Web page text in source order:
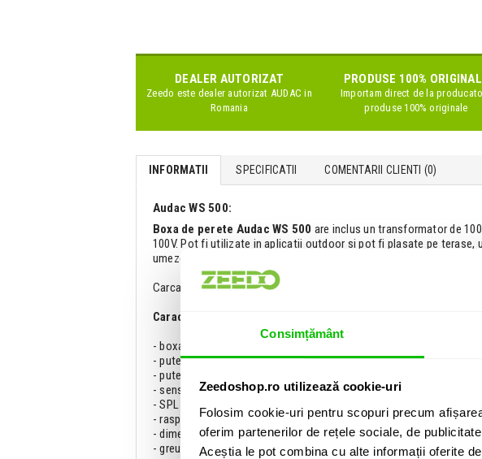
Consimțământ
Zeedoshop.ro utilizează cookie-uri
Folosim cookie-uri pentru scopuri precum
oferim partenerilor de rețele sociale, de
Aceștia le pot combina cu alte informații oferite
DEALER AUTORIZAT
Zeedo este dealer autorizat AUDAC in
Romania
PRODUSE 100%
Importam direct de la
produse 100% originale
INFORMATII SPECIFICATII COMENTARII CLIENTI (0)
Audac WS 500:
Boxa de perete Audac WS 500 are inclus un transformator de
100V. Pot fi utilizate in aplicatii outdoor si pot fi plasate pe
umezelii. Carcasa si grila pot fi vopsite pentru a se integra perfect
Carcasa este realizata din ABS si are o forma curba si este
Caracteristici boxa de perete:
- boxa de perete pentru instalatii audio rezidentiale sau comerciale
- putere maxima 20 W
- putere RMS 10 W
- sensitivitate 92 dB
- SPL maxim 99 dB
- raspuns in frecventa 110 - 13.000 Hz
- dimensiuni 240 x 340 x 100 mm
- greutate 1.62 Kg